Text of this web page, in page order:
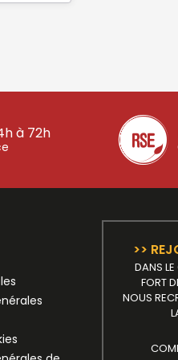
à 72h
>>
DANS
FORT
NOUS